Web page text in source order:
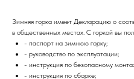
Зимняя горка имеет Декларацию о
в общественных местах. С горкой вы
- паспорт на зимнюю горку;
- руководство по эксплуатации;
- инструкция по безопасному
- инструкция по сборке;